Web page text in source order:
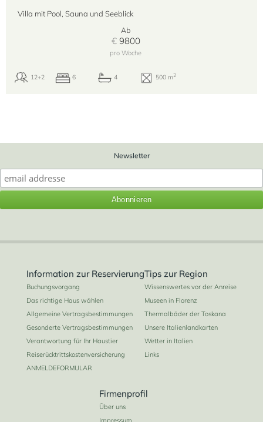
Villa mit Pool, Sauna und Seeblick
Ab
€9800
pro Woche
Newsletter
Information zur Reservierung
Buchungsvorgang
Das richtige Haus wählen
Allgemeine Vertragsbestimmungen
Gesonderte Vertragsbestimmungen
Verantwortung für Ihr Haustier
Reiserücktrittskostenversicherung
ANMELDEFORMULAR
Tips zur Region
Wissenswertes vor der Anreise
Museen in Florenz
Thermalbäder der Toskana
Unsere Italienlandkarten
Wetter in Italien
Links
Firmenprofil
Über uns
Impressum